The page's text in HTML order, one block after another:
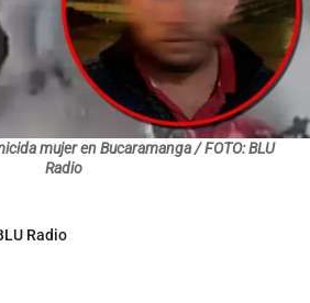
mujer en Bucaramanga / FOTO: BLU
Radio
Radio